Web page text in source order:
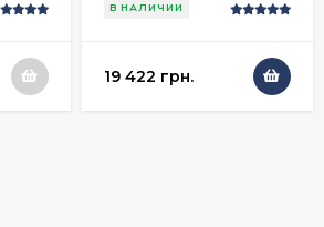
В НАЛИЧИИ
19 422 грн.